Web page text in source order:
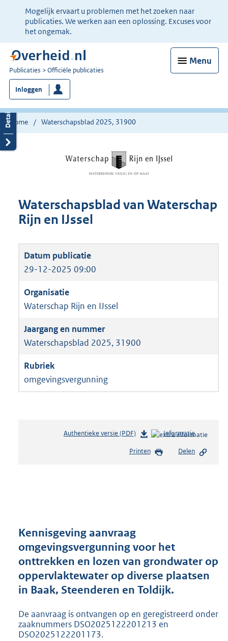
Ter
informatie:
Mogelijk ervaart u problemen met het zoeken naar
publicaties. We werken aan een oplossing. Excuses voor
het ongemak.
Menu
U
bent
nu
hier:
Publicaties Officiële publicaties
Inloggen
Home Waterschapsblad 2025, 31900
Waterschapsblad van Waterschap
Rijn en IJssel
29-12-2025 09:00
Waterschap Rijn en IJssel
Waterschapsblad 2025, 31900
omgevingsvergunning
Authentieke versie (PDF)b
s
r
o
t
t
0
5
Informatie
Printen Delen
Kennisgeving aanvraag
omgevingsvergunning voor het
onttrekken en lozen van grondwater op
oppervlaktewater op diverse plaatsen
in Baak, Steenderen en Toldijk.
De aanvraag is ontvangen op en geregistreerd onder
zaaknummers DSO2025122201213 en
DSO2025122201173.